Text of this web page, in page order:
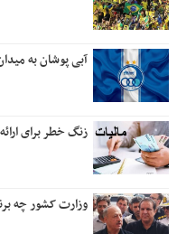
آبی پوشان به
زنگ خطر برای
وزارت کشور چه